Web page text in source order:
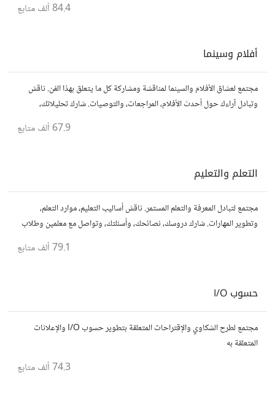
84.4 ألف متابع
أفلام وسينما
مجتمع لعشاق الأفلام والسينما لمناقشة ومشاركة كل ما يتعلق بهذا الفن. ناقش
وتبادل آراءك حول أحدث الأفلام، المراجعات، والتوصيات. شارك تحليلاتك،
قصصك، واستمتع بنقاشات حول الأفلام والمخرجين والسيناريوهات.
67.9 ألف متابع
التعلم والتعليم
مجتمع لتبادل المعرفة والتعلم المستمر. ناقش أساليب التعليم، موارد التعلم،
وتطوير المهارات. شارك دروسك، نصائحك، وأسئلتك، وتواصل مع معلمين وطلاب
79.1 ألف متابع
حسوب I/O
مجتمع لطرح الشكاوي والإقتراحات المتعلقة بتطوير حسوب I/O والإعلانات
المتعلقة به
74.3 ألف متابع